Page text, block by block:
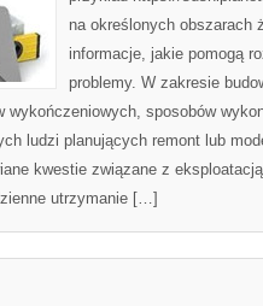
na określonych obszarach
informacje, jakie pomogą
problemy. W zakresie
wykończeniowych, sposobów
ludzi planujących remont lub
kwestie związane z
utrzymanie […]